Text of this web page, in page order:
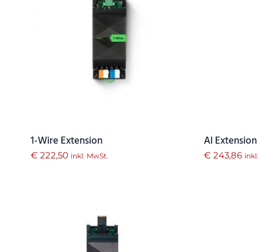
1-Wire Extension
€ 222,50 inkl. MwSt.
AI Extension
€ 243,86